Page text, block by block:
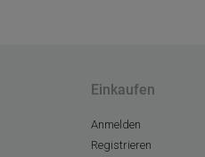
Einkaufen
Anmelden
Registrieren